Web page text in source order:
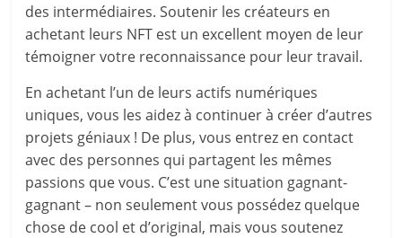
des intermédiaires. Soutenir les créateurs en
achetant leurs NFT est un excellent moyen de leur
témoigner votre reconnaissance pour leur travail.
En achetant l’un de leurs actifs numériques
uniques, vous les aidez à continuer à créer d’autres
projets géniaux ! De plus, vous entrez en contact
avec des personnes qui partagent les mêmes
passions que vous. C’est une situation gagnant-
gagnant – non seulement vous possédez quelque
chose de cool et d’original, mais vous soutenez